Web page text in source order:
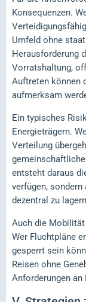
Konsequenzen.
Umfeld ohne
Herausforderung
Vorratshaltung,
Auftreten können
aufmerksam
Ein typisches
Energieträgern.
Verteilung
entsteht daraus
verfügen, sondern
dezentral zu
Auch die Mobilität
Wer Fluchtpläne
gesperrt sein
Reisen ohne
Anforderungen an